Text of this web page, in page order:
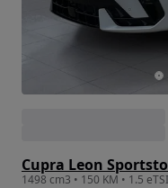
Cupra Leon
1498 cm3 • 150 KM • 1.5